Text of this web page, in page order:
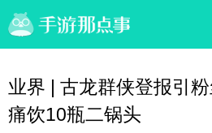
业界 | 古龙群侠登报引
痛饮10瓶二锅头